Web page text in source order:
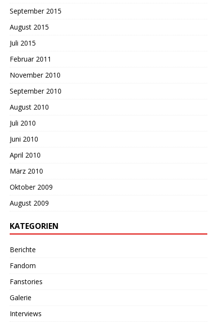
September 2015
August 2015
Juli 2015
Februar 2011
November 2010
September 2010
August 2010
Juli 2010
Juni 2010
April 2010
März 2010
Oktober 2009
August 2009
KATEGORIEN
Berichte
Fandom
Fanstories
Galerie
Interviews